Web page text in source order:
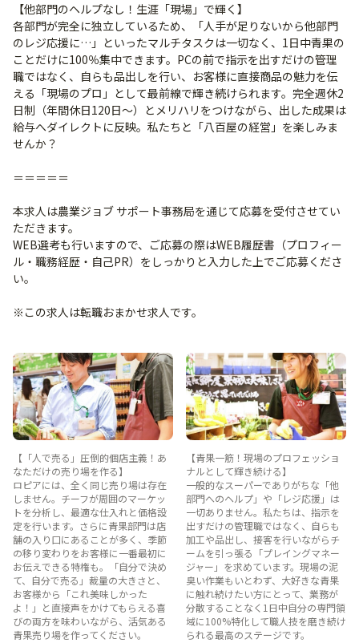
【他部門のヘルプなし！生涯「現場」で輝く】
各部門が完全に独立しているため、「人手が足りないから他部門
のレジ応援に…」といったマルチタスクは一切なく、1日中青果の
ことだけに100％集中できます。PCの前で指示を出すだけの管理
職ではなく、自らも品出しを行い、お客様に直接商品の魅力を伝
える「現場のプロ」として最前線で輝き続けられます。完全週休2
日制（年間休日120日〜）とメリハリをつけながら、出した成果は
給与へダイレクトに反映。私たちと「八百屋の経営」を楽しみま
せんか？
＝＝＝＝＝
本求人は農業ジョブ サポート事務局を通じて応募を受付させてい
ただきます。
WEB選考も行いますので、ご応募の際はWEB履歴書（プロフィー
ル・職務経歴・自己PR）をしっかりと入力した上でご応募くださ
い。
※この求人は転職おまかせ求人です。
【「人で売る」圧倒的個店主義！あ
なただけの売り場を作る】
ロピアには、全く同じ売り場は存在
しません。チーフが周囲のマーケッ
トを分析し、最適な仕入れと価格設
定を行います。さらに青果部門は店
舗の入り口にあることが多く、季節
の移り変わりをお客様に一番最初に
お伝えできる特権も。「自分で決め
て、自分で売る」裁量の大きさと、
お客様から「これ美味しかった
よ！」と直接声をかけてもらえる喜
びの両方を味わいながら、活気ある
青果売り場を作ってください。
【青果一筋！現場のプロフェッショ
ナルとして輝き続ける】
一般的なスーパーでありがちな「他
部門へのヘルプ」や「レジ応援」は
一切ありません。私たちは、指示を
出すだけの管理職ではなく、自らも
加工や品出し、接客を行いながらチ
ームを引っ張る「プレイングマネー
ジャー」を求めています。現場の泥
臭い作業もいとわず、大好きな青果
に触れ続けたい方にとって、業務が
分散することなく1日中自分の専門領
域に100%特化して職人技を磨き続け
られる最高のステージです。